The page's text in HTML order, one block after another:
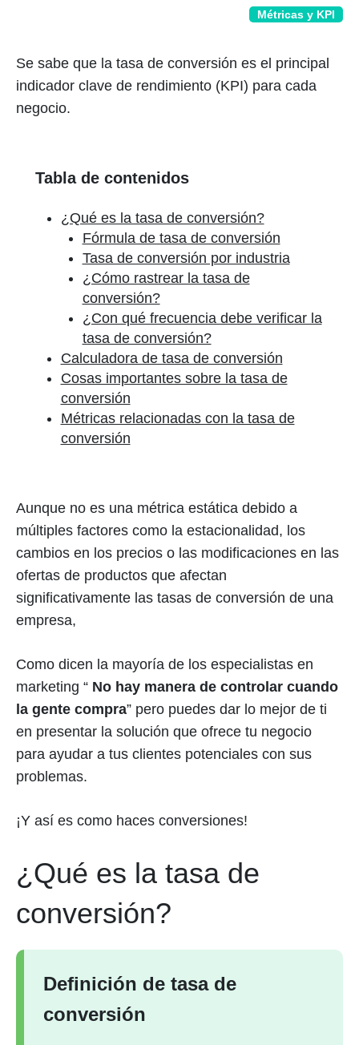
Métricas y KPI
Se sabe que la tasa de conversión es el principal
indicador clave de rendimiento (KPI) para cada
negocio.
Tabla de contenidos
¿Qué es la tasa de conversión?
Fórmula de tasa de conversión
Tasa de conversión por industria
¿Cómo rastrear la tasa de
conversión?
¿Con qué frecuencia debe verificar la
tasa de conversión?
Calculadora de tasa de conversión
Cosas importantes sobre la tasa de
conversión
Métricas relacionadas con la tasa de
conversión
Aunque no es una métrica estática debido a
múltiples factores como la estacionalidad, los
cambios en los precios o las modificaciones en las
ofertas de productos que afectan
significativamente las tasas de conversión de una
empresa,
Como dicen la mayoría de los especialistas en
marketing “ No hay manera de controlar cuando
la gente compra” pero puedes dar lo mejor de ti
en presentar la solución que ofrece tu negocio
para ayudar a tus clientes potenciales con sus
problemas.
¡Y así es como haces conversiones!
¿Qué es la tasa de
conversión?
Definición de tasa de
conversión